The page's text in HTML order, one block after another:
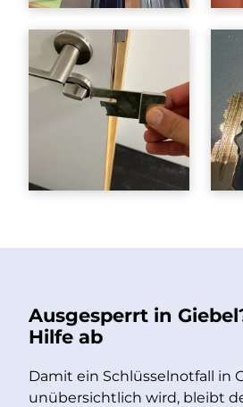
Ausgesperrt in
Hilfe ab
Damit ein Schlüsselnotfall in
unübersichtlich wird, bleibt